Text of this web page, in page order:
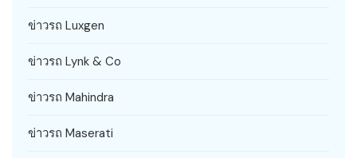
ข่าวรถ Luxgen
ข่าวรถ Lynk & Co
ข่าวรถ Mahindra
ข่าวรถ Maserati